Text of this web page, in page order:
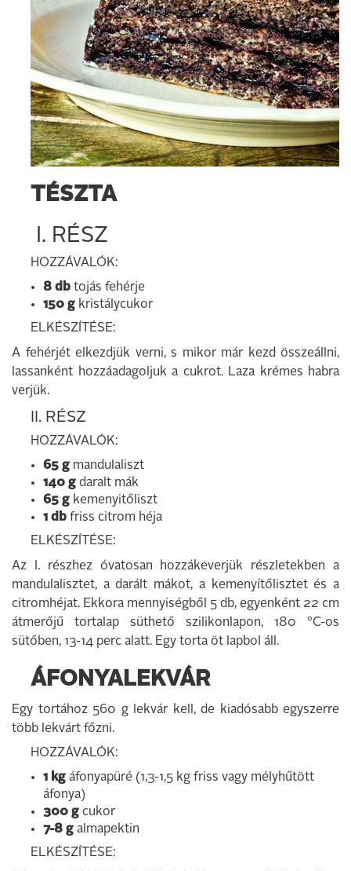
TÉSZTA
I. RÉSZ
HOZZÁVALÓK:
8 db tojás fehérje
150 g kristálycukor
ELKÉSZÍTÉSE:
A fehérjét elkezdjük verni, s mikor már kezd összeállni,
lassanként hozzáadagoljuk a cukrot. Laza krémes habra
verjük.
II. RÉSZ
HOZZÁVALÓK:
65 g mandulaliszt
140 g daralt mák
65 g kemenyitőliszt
1 db friss citrom héja
ELKÉSZÍTÉSE:
Az I. részhez óvatosan hozzákeverjük részletekben a
mandulalisztet, a darált mákot, a kemenyítőlisztet és a
citromhéjat. Ekkora mennyiségből 5 db, egyenként 22 cm
átmerőjű tortalap süthető szilikonlapon, 180 °C-os
sütőben, 13-14 perc alatt. Egy torta öt lapbol áll.
ÁFONYALEKVÁR
Egy tortához 560 g lekvár kell, de kiadósabb egyszerre
több lekvárt főzni.
HOZZÁVALÓK:
1 kg áfonyapüré (1,3-1,5 kg friss vagy mélyhűtött
áfonya)
300 g cukor
7-8 g almapektin
ELKÉSZÍTÉSE: